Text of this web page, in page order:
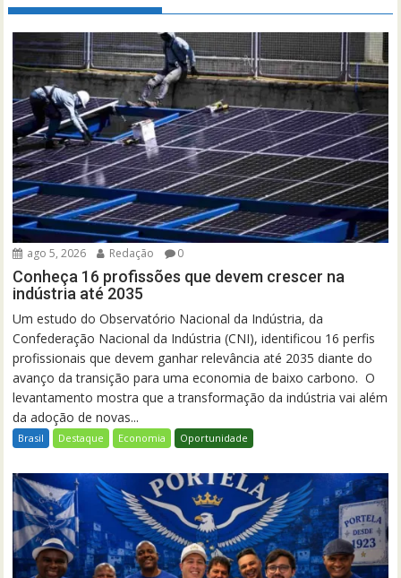
ago 5, 2026 Redação 0
Conheça 16 profissões que devem crescer na
indústria até 2035
Um estudo do Observatório Nacional da Indústria, da
Confederação Nacional da Indústria (CNI), identificou 16 perfis
profissionais que devem ganhar relevância até 2035 diante do
avanço da transição para uma economia de baixo carbono. O
levantamento mostra que a transformação da indústria vai além
da adoção de novas...
Brasil Destaque Economia Oportunidade